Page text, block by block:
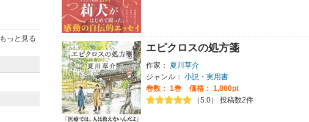
もっと見る
エピクロスの処方箋
作家：
夏川草介
ジャンル： 小説・実用書
巻数： 1巻
価格： 1,800pt
（5.0） 投稿数2件